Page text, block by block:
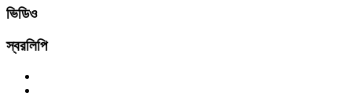
ভিডিও
স্বরলিপি